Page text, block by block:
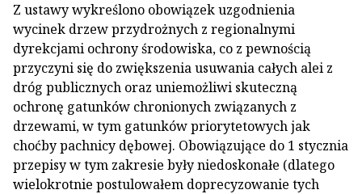
Z ustawy wykreślono obowiązek uzgodnienia
wycinek drzew przydrożnych z regionalnymi
dyrekcjami ochrony środowiska, co z pewnością
przyczyni się do zwiększenia usuwania całych alei z
dróg publicznych oraz uniemożliwi skuteczną
ochronę gatunków chronionych związanych z
drzewami, w tym gatunków priorytetowych jak
choćby pachnicy dębowej. Obowiązujące do 1 stycznia
przepisy w tym zakresie były niedoskonałe (dlatego
wielokrotnie postulowałem doprecyzowanie tych